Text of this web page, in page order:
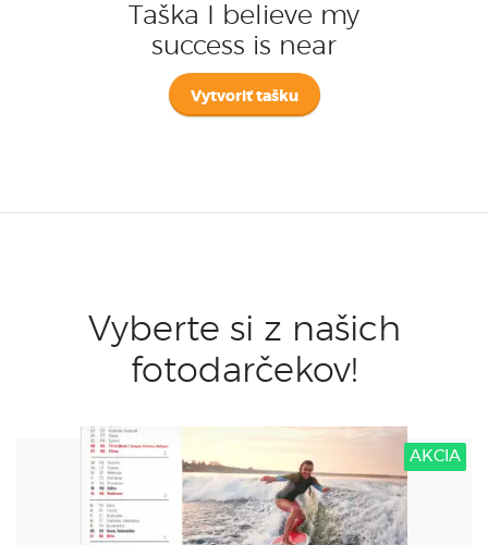
Taška I believe my
success is near
Vytvoriť tašku
Vyberte si z našich
fotodarčekov!
AKCIA